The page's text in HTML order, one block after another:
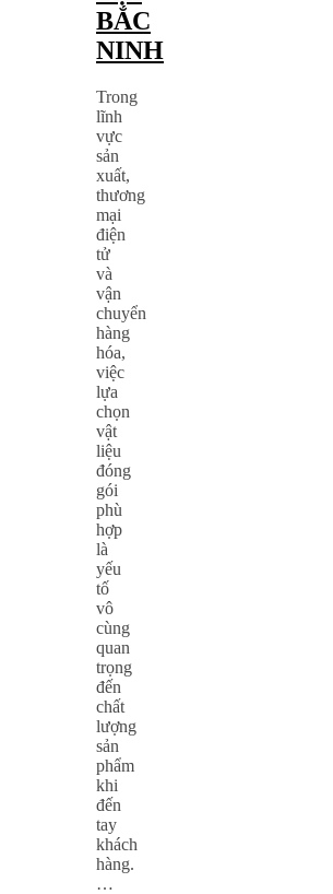
BẮC
NINH
Trong
lĩnh
vực
sản
xuất,
thương
mại
điện
tử
và
vận
chuyển
hàng
hóa,
việc
lựa
chọn
vật
liệu
đóng
gói
phù
hợp
là
yếu
tố
vô
cùng
quan
trọng
đến
chất
lượng
sản
phẩm
khi
đến
tay
khách
hàng.
…